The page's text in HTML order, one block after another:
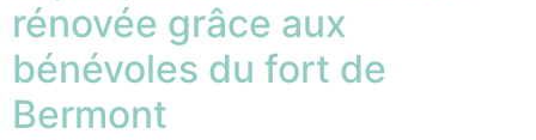
rénovée grâce aux
bénévoles du fort de
Bermont